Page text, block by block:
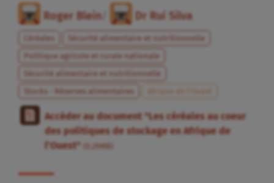
Roger Blein/ Dr Rui Silva
Céréales
Sécurité alimentaire et nutritionnelle
Politique agricole et rurale nationale
Sécurité alimentaire et nutritionnelle
Stocks - Réserves alimentaires
Afrique de l’Ouest
Accéder au document "Les céréales au coeur
des politiques de stockage en Afrique de
l’Ouest"
(0.29MB)